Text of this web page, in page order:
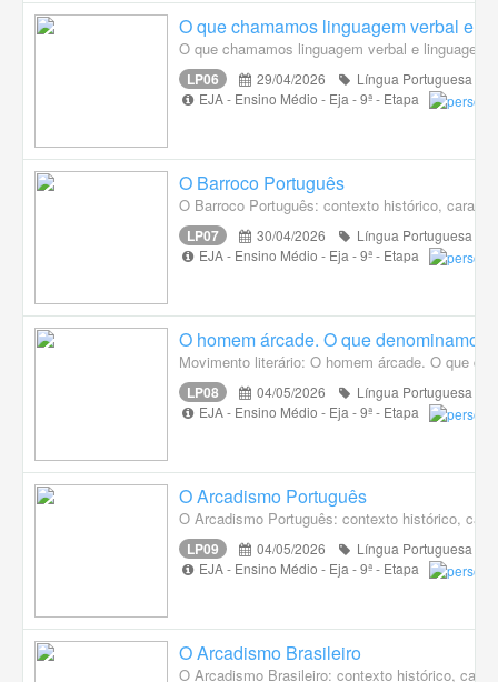
O que chamamos linguagem verbal e
O que chamamos linguagem verbal e
LP06 29/04/2026
Língua Portuguesa
EJA - Ensino Médio - Eja - 9ª - Etapa
O Barroco Português
O Barroco Português: contexto histórico,
LP07 30/04/2026
Língua Portuguesa
EJA - Ensino Médio - Eja - 9ª - Etapa
O homem árcade. O que
Movimento literário: O homem árcade. O que
LP08 04/05/2026
Língua Portuguesa
EJA - Ensino Médio - Eja - 9ª - Etapa
O Arcadismo Português
O Arcadismo Português: contexto histórico,
LP09 04/05/2026
Língua Portuguesa
EJA - Ensino Médio - Eja - 9ª - Etapa
O Arcadismo Brasileiro
O Arcadismo Brasileiro: contexto histórico,